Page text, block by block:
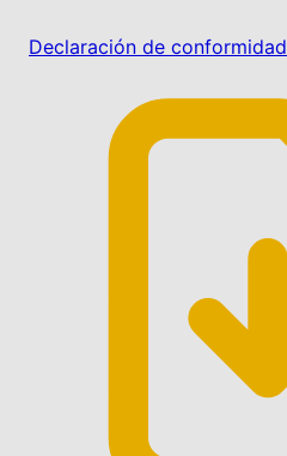
Declaración de conformidad